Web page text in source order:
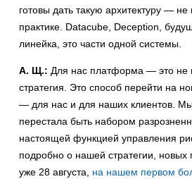
готовы дать такую архитектуру —
практике. Datacube, Deception,
линейка, это части одной системы.
А. Щ.: Для нас платформа — это не
стратегия. Это способ перейти на
— для нас и для наших клиентов.
перестала быть набором
настоящей функцией управления
подробно о нашей стратегии, новых
уже 28 августа, на нашем первом